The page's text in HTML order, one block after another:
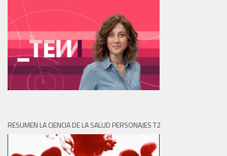
RESUMEN LA CIENCIA DE LA SALUD PERSONAJES T2